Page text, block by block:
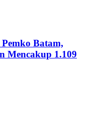
Batam,
Mencakup 1.109